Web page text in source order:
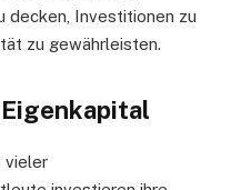
decken, Investitionen zu
zu gewährleisten.
vieler